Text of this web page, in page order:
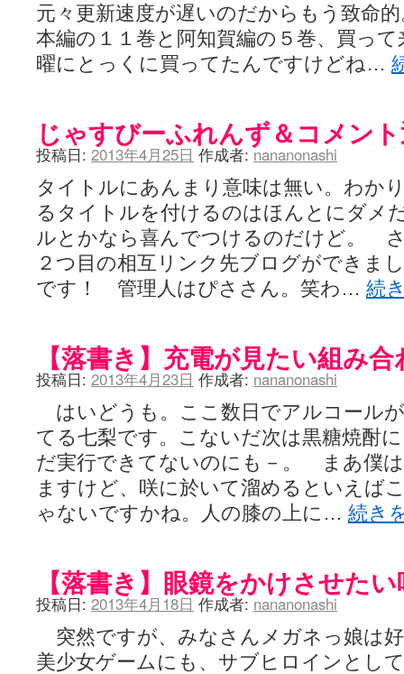
元々更新速度が遅いのだからもう致命
本編の１１巻と阿知賀編の５巻、買っ
曜にとっくに買ってたんですけどね…
じゃすびーふれんず＆コメン
投稿日: 2013年4月25日 作成者: nananonashi
タイトルにあんまり意味は無い。わか
るタイトルを付けるのはほんとにダメ
ルとかなら喜んでつけるのだけど。
２つ目の相互リンク先ブログができ
です！ 管理人はぴささん。笑わ… 続
【落書き】充電が見たい組み
投稿日: 2013年4月23日 作成者: nananonashi
はいどうも。ここ数日でアルコール
てる七梨です。こないだ次は黒糖焼酎
だ実行できてないのにも－。 まあ僕
ますけど、咲に於いて溜めるといえば
ゃないですかね。人の膝の上に… 続き
【落書き】眼鏡をかけさせた
投稿日: 2013年4月18日 作成者: nananonashi
突然ですが、みなさんメガネっ娘は
美少女ゲームにも、サブヒロインとし